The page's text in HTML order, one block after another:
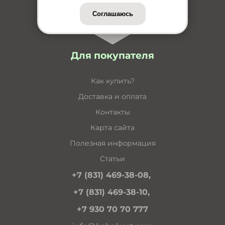
Для покупателя
Как купить?
Доставка и оплата
Контакты
Карта сайта
Полезная информация
Статьи
+7 (831) 469-38-08,
+7 (831) 469-38-10,
+7 930 70 70 777
Соглашаюсь